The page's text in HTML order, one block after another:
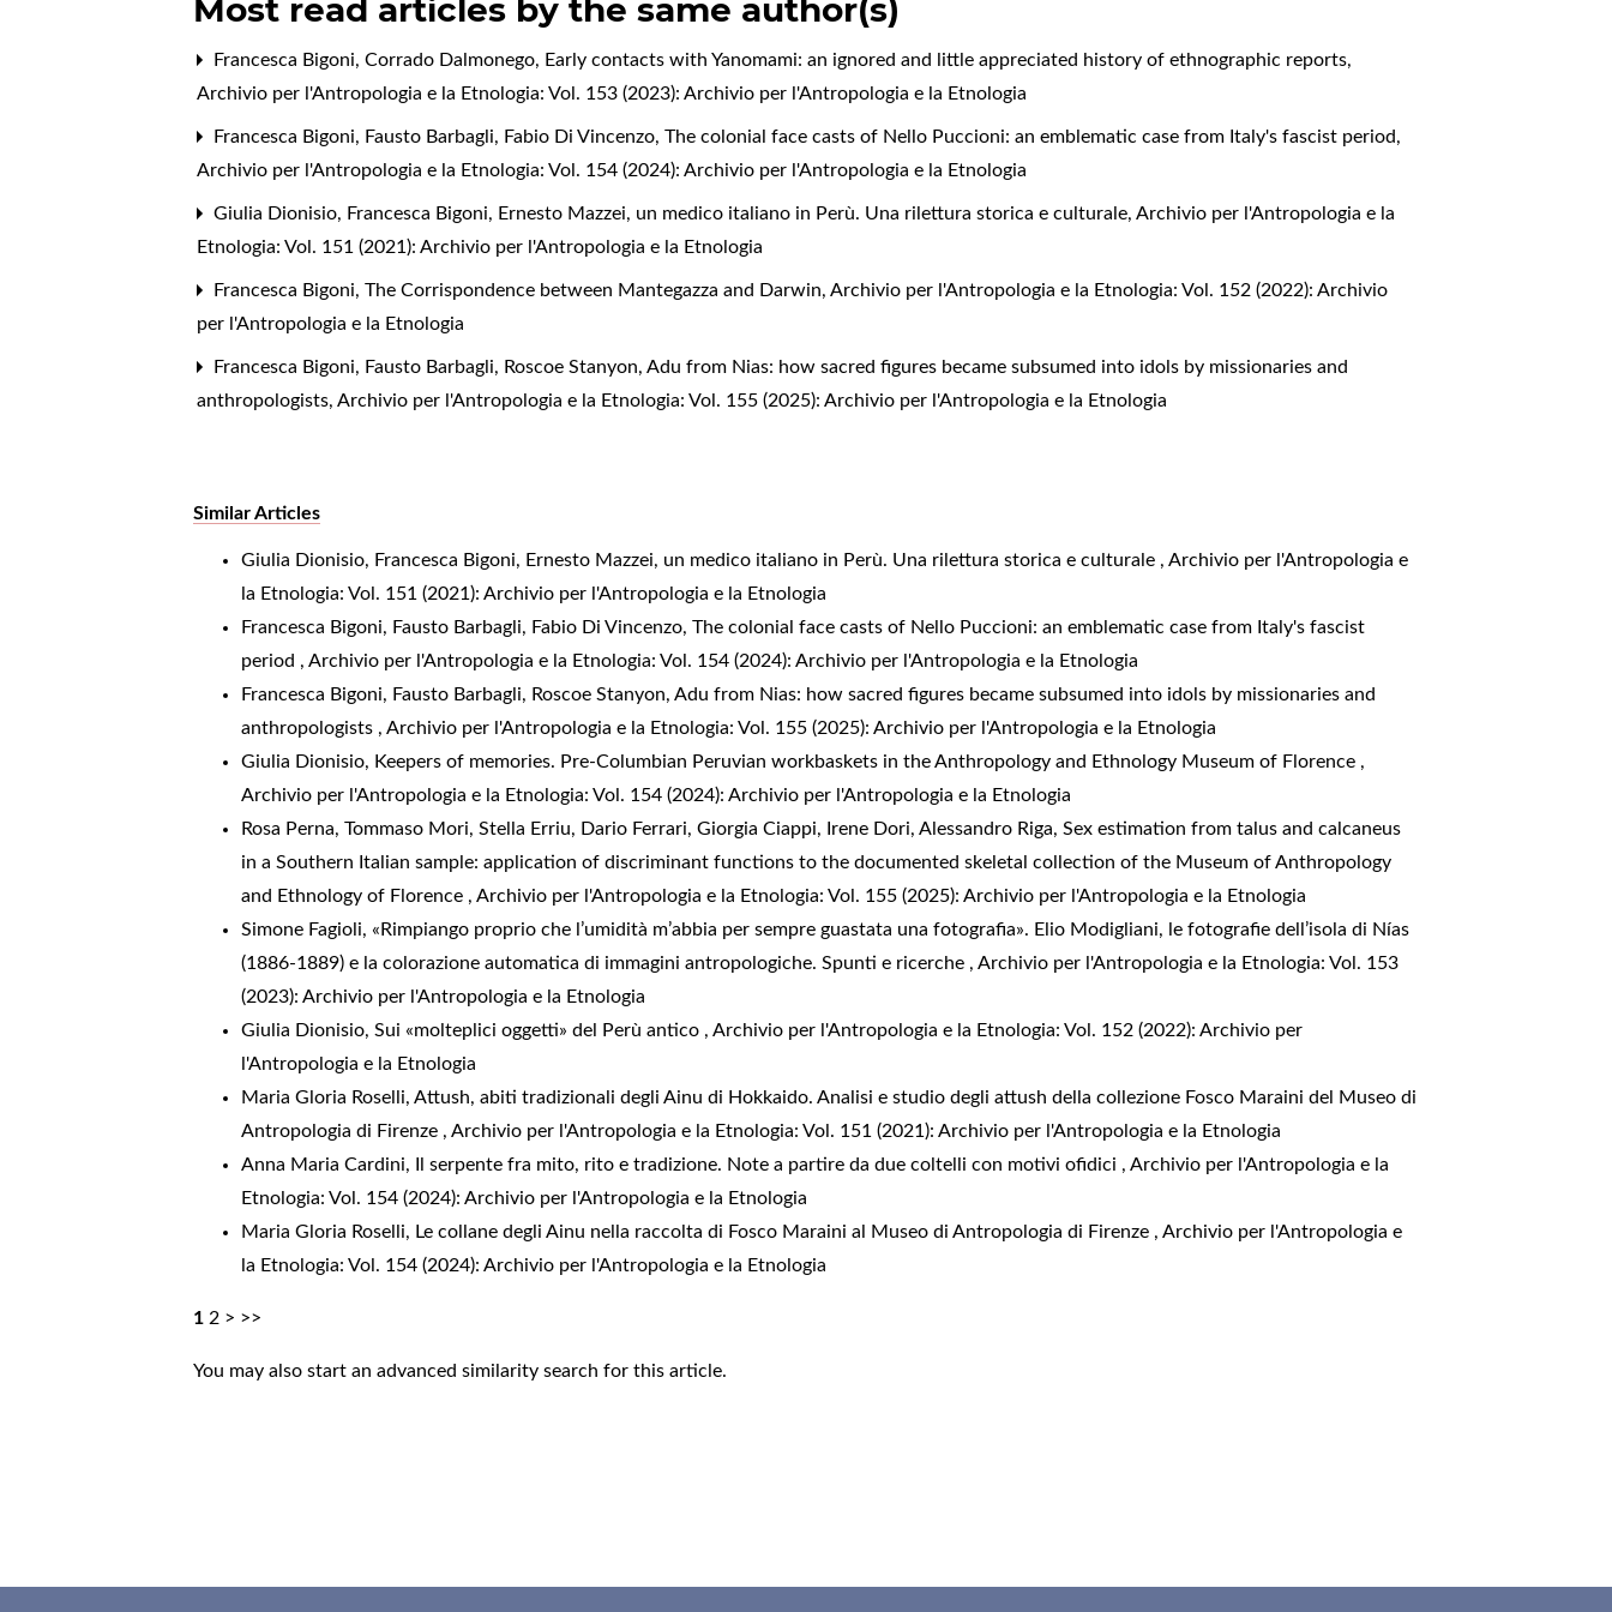
Most read articles by the same author(s)
Francesca Bigoni, Corrado Dalmonego, Early contacts with Yanomami: an ignored and little appreciated history of ethnographic reports,
Archivio per l'Antropologia e la Etnologia: Vol. 153 (2023): Archivio per l'Antropologia e la Etnologia
Francesca Bigoni, Fausto Barbagli, Fabio Di Vincenzo,The colonial face casts of Nello Puccioni: an emblematic case from Italy's fascist period,
Archivio per l'Antropologia e la Etnologia: Vol. 154 (2024): Archivio per l'Antropologia e la Etnologia
Giulia Dionisio, Francesca Bigoni, Ernesto Mazzei, un medico italiano in Perù. Una rilettura storica e culturale,Archivio per l'Antropologia e la
Etnologia: Vol. 151 (2021): Archivio per l'Antropologia e la Etnologia
Francesca Bigoni,The Corrispondence between Mantegazza and Darwin,Archivio per l'Antropologia e la Etnologia: Vol. 152 (2022): Archivio
per l'Antropologia e la Etnologia
Francesca Bigoni, Fausto Barbagli, Roscoe Stanyon,Adu from Nias: how sacred figures became subsumed into idols by missionaries and
anthropologists,Archivio per l'Antropologia e la Etnologia: Vol. 155 (2025): Archivio per l'Antropologia e la Etnologia
Similar Articles
Giulia Dionisio, Francesca Bigoni, Ernesto Mazzei, un medico italiano in Perù. Una rilettura storica e culturale ,Archivio per l'Antropologia e
la Etnologia: Vol. 151 (2021): Archivio per l'Antropologia e la Etnologia
Francesca Bigoni, Fausto Barbagli, Fabio Di Vincenzo,The colonial face casts of Nello Puccioni: an emblematic case from Italy's fascist
period ,Archivio per l'Antropologia e la Etnologia: Vol. 154 (2024): Archivio per l'Antropologia e la Etnologia
Francesca Bigoni, Fausto Barbagli, Roscoe Stanyon,Adu from Nias: how sacred figures became subsumed into idols by missionaries and
anthropologists ,Archivio per l'Antropologia e la Etnologia: Vol. 155 (2025): Archivio per l'Antropologia e la Etnologia
Giulia Dionisio, Keepers of memories. Pre-Columbian Peruvian workbaskets in the Anthropology and Ethnology Museum of Florence ,
Archivio per l'Antropologia e la Etnologia: Vol. 154 (2024): Archivio per l'Antropologia e la Etnologia
Rosa Perna, Tommaso Mori, Stella Erriu, Dario Ferrari, Giorgia Ciappi, Irene Dori, Alessandro Riga,Sex estimation from talus and calcaneus
in a Southern Italian sample: application of discriminant functions to the documented skeletal collection of the Museum of Anthropology
and Ethnology of Florence ,Archivio per l'Antropologia e la Etnologia: Vol. 155 (2025): Archivio per l'Antropologia e la Etnologia
Simone Fagioli, «Rimpiango proprio che l’umidità m’abbia per sempre guastata una fotografia». Elio Modigliani, le fotografie dell’isola di Nías
(1886-1889) e la colorazione automatica di immagini antropologiche. Spunti e ricerche ,Archivio per l'Antropologia e la Etnologia: Vol. 153
(2023): Archivio per l'Antropologia e la Etnologia
Giulia Dionisio,Sui «molteplici oggetti» del Perù antico ,Archivio per l'Antropologia e la Etnologia: Vol. 152 (2022): Archivio per
l'Antropologia e la Etnologia
Maria Gloria Roselli,Attush, abiti tradizionali degli Ainu di Hokkaido. Analisi e studio degli attush della collezione Fosco Maraini del Museo di
Antropologia di Firenze ,Archivio per l'Antropologia e la Etnologia: Vol. 151 (2021): Archivio per l'Antropologia e la Etnologia
Anna Maria Cardini,
Il serpente fra mito, rito e tradizione. Note a partire da due coltelli con motivi ofidici ,Archivio per l'Antropologia e la
Etnologia: Vol. 154 (2024): Archivio per l'Antropologia e la Etnologia
Maria Gloria Roselli, Le collane degli Ainu nella raccolta di Fosco Maraini al Museo di Antropologia di Firenze ,Archivio per l'Antropologia e
la Etnologia: Vol. 154 (2024): Archivio per l'Antropologia e la Etnologia
1 2 > >>
You may alsostart an advanced similarity search for this article.